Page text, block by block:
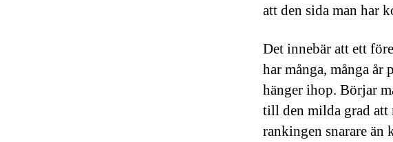
att den sida man har
Det innebär att ett
har många, många
hänger ihop. Börjar
till den milda grad att
rankingen snarare än